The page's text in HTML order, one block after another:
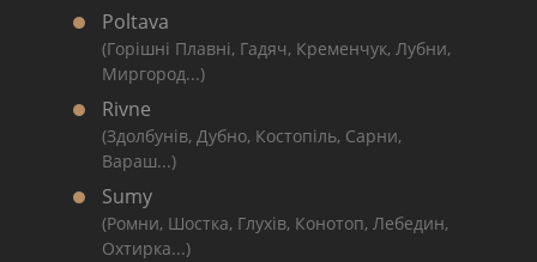
Poltava
(Горішні Плавні, Гадяч, Кременчук, Лубни,
Миргород...)
Rivne
(Здолбунів, Дубно, Костопіль, Сарни,
Вараш...)
Sumy
(Ромни, Шостка, Глухів, Конотоп, Лебедин,
Охтирка...)